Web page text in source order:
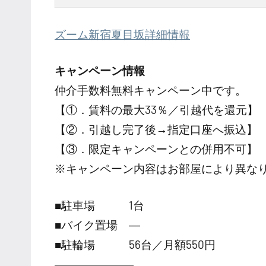
ズーム新宿夏目坂詳細情報
キャンペーン情報
仲介手数料無料キャンペーン中です。
【①．賃料の最大33％／引越代を還元】
【②．引越し完了後→指定口座へ振込】
【③．限定キャンペーンとの併用不可】
※キャンペーン内容はお部屋により異な
■駐車場 1台
■バイク置場 ―
■駐輪場 56台／月額550円